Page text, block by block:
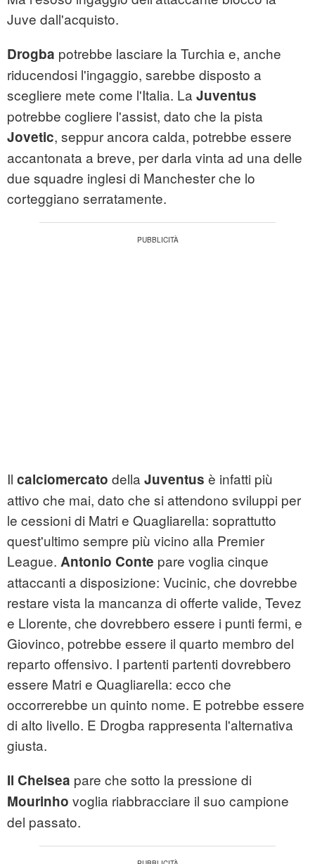
Juve dall'acquisto.
Drogba potrebbe lasciare la Turchia e, anche
riducendosi l'ingaggio, sarebbe disposto a
scegliere mete come l'Italia. La Juventus
potrebbe cogliere l'assist, dato che la pista
Jovetic, seppur ancora calda, potrebbe essere
accantonata a breve, per darla vinta ad una delle
due squadre inglesi di Manchester che lo
corteggiano serratamente.
Il calciomercato della Juventus è infatti più
attivo che mai, dato che si attendono sviluppi per
le cessioni di Matri e Quagliarella: soprattutto
quest'ultimo sempre più vicino alla Premier
League. Antonio Conte pare voglia cinque
attaccanti a disposizione: Vucinic, che dovrebbe
restare vista la mancanza di offerte valide, Tevez
e Llorente, che dovrebbero essere i punti fermi, e
Giovinco, potrebbe essere il quarto membro del
reparto offensivo. I partenti partenti dovrebbero
essere Matri e Quagliarella: ecco che
occorrerebbe un quinto nome. E potrebbe essere
di alto livello. E Drogba rappresenta l'alternativa
giusta.
Il Chelsea pare che sotto la pressione di
Mourinho voglia riabbracciare il suo campione
del passato.